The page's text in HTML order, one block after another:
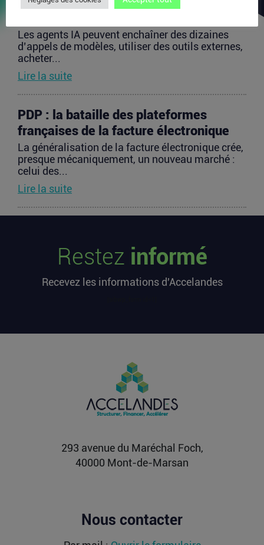
Les agents IA peuvent enchaîner des dizaines
d’appels de modèles, utiliser des outils externes,
acheter...
Lire la suite
PDP : la bataille des plateformes
françaises de la facture électronique
La généralisation de la facture électronique crée,
presque mécaniquement, un nouveau marché :
celui des...
Lire la suite
digitalise l’accompagnement des
voyageurs
Les formalités de voyage demeurent l’une des
zones les moins fluides de l’expérience
de l’argent dans une sortie à 2,25
milliards de dollars ?
Après avoir levé près de 1,4 milliard de dollars et
atteint une valorisation de 11,7 milliards fin
Lire la suite
Restez informé
Recevez les informations d'Accelandes
293 avenue du Maréchal Foch,
40000 Mont-de-Marsan
Nous contacter